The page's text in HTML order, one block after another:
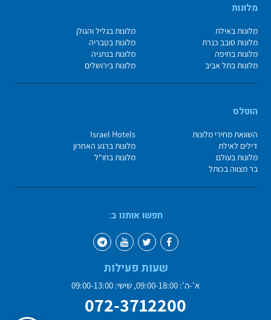
מלונות
מלונות באילת
מלונות בגליל והגולן
מלונות סובב כנרת
מלונות בטבריה
מלונות בחיפה
מלונות בנתניה
מלונות בתל אביב
מלונות בירושלים
הוטלס
השוואת מחירי מלונות
Israel Hotels
דילים לאילת
מלונות ברגע האחרון
מלונות בעולם
מלונות בחו"ל
בר מצווה בכותל
חפשו אותנו ב:
שעות פעילות
א'-ה': 09:00-18:00, שישי: 09:00-13:00
072-3712200